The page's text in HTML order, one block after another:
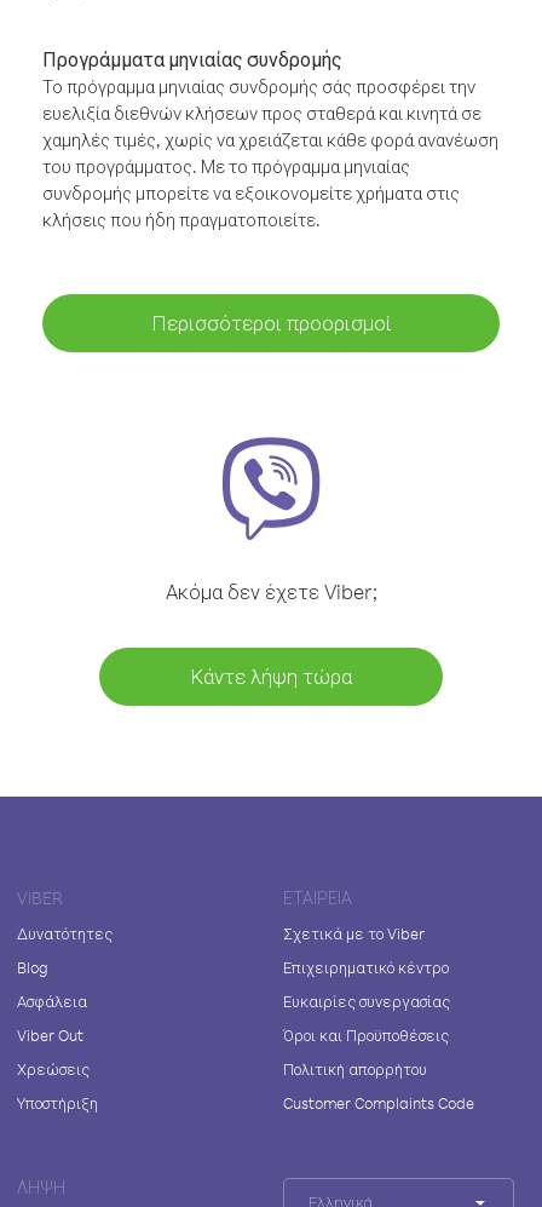
Προγράμματα μηνιαίας συνδρομής
Το πρόγραμμα μηνιαίας συνδρομής σάς προσφέρει την
ευελιξία διεθνών κλήσεων προς σταθερά και κινητά σε
χαμηλές τιμές, χωρίς να χρειάζεται κάθε φορά ανανέωση
του προγράμματος. Με το πρόγραμμα μηνιαίας
συνδρομής μπορείτε να εξοικονομείτε χρήματα στις
κλήσεις που ήδη πραγματοποιείτε.
Περισσότεροι προορισμοί
Ακόμα δεν έχετε Viber;
Κάντε λήψη τώρα
VIBER
Δυνατότητες
Blog
Ασφάλεια
Viber Out
Χρεώσεις
Υποστήριξη
ΕΤΑΙΡΕΊΑ
Σχετικά με το Viber
Επιχειρηματικό κέντρο
Ευκαιρίες συνεργασίας
Όροι και Προϋποθέσεις
Πολιτική απορρήτου
Customer Complaints Code
ΛΉΨΗ
Ελληνικά